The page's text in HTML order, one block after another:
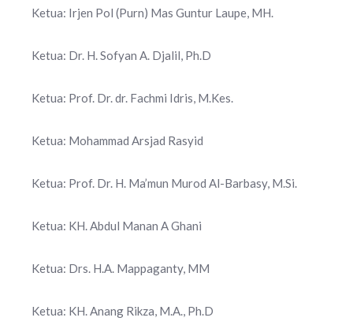
Ketua: Irjen Pol (Purn) Mas Guntur Laupe, MH.
Ketua: Dr. H. Sofyan A. Djalil, Ph.D
Ketua: Prof. Dr. dr. Fachmi Idris, M.Kes.
Ketua: Mohammad Arsjad Rasyid
Ketua: Prof. Dr. H. Ma’mun Murod Al-Barbasy, M.Si.
Ketua: KH. Abdul Manan A Ghani
Ketua: Drs. H.A. Mappaganty, MM
Ketua: KH. Anang Rikza, M.A., Ph.D